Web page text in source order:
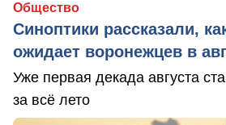
Общество
Синоптики рассказали,
ожидает воронежцев в
Уже первая декада августа
за всё лето